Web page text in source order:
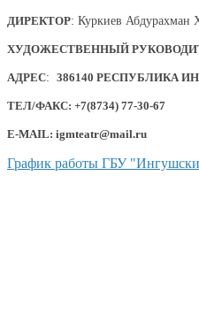
ДИРЕКТОР: Куркиев Абдурахман
ХУДОЖЕСТВЕННЫЙ
АДРЕС: 386140 РЕСПУБЛИКА
ТЕЛ/ФАКС: +7(8734) 77-30-67
E-MAIL: igmteatr@mail.ru
График работы ГБУ